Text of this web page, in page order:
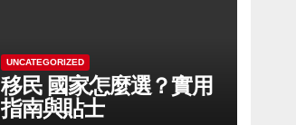
UNCATEGORIZED
移民 國家怎麼選？實用
指南與貼士